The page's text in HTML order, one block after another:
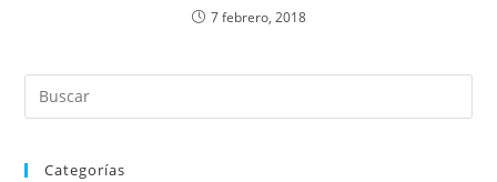
7 febrero, 2018
Categorías